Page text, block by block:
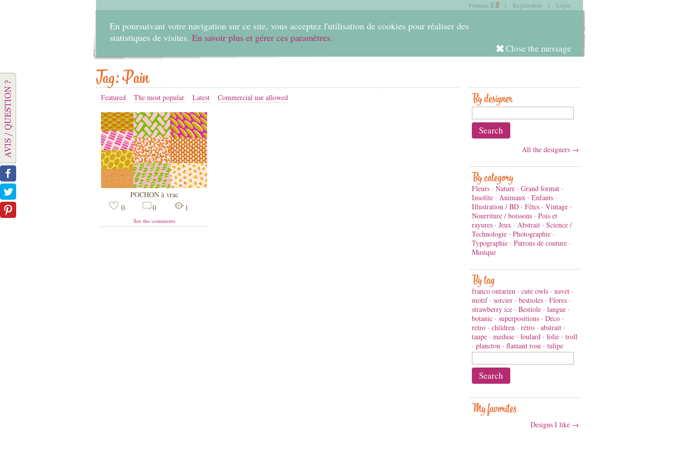
En poursuivant votre navigation sur ce site, vous acceptez l'utilisation de cookies pour réaliser des
statistiques de visites. En savoir plus et gérer ces paramètres.
Close the message
Français | Registration | Login
0item in
Log in
Tag: Pain
Featured The most popular Latest Commercial use allowed
POCHON à vrac
0
0 1
See the comments
By designer
All the designers →
By category
Fleurs · Nature · Grand format ·
Insolite · Animaux · Enfants ·
Illustration / BD · Fêtes · Vintage ·
Nourriture / boissons · Pois et
rayures · Jeux · Abstrait · Science /
Technologie · Photographie ·
Typographie · Patrons de couture ·
Musique
By tag
franco ontarien · cute owls · navet ·
motif· sorcier · bestioles · Flores ·
strawberry ice · Bestiole · langue ·
botanic · superpositions · Déco ·
retro · children · rétro · abstrait ·
taupe · meduse · foulard · folie · troll
· plancton · flamant rose · tulipe
My favorites
Designs I like →